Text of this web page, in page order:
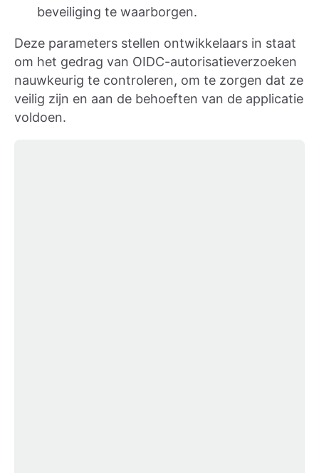
beveiliging te waarborgen.
Deze parameters stellen ontwikkelaars in staat
om het gedrag van OIDC-autorisatieverzoeken
nauwkeurig te controleren, om te zorgen dat ze
veilig zijn en aan de behoeften van de applicatie
voldoen.